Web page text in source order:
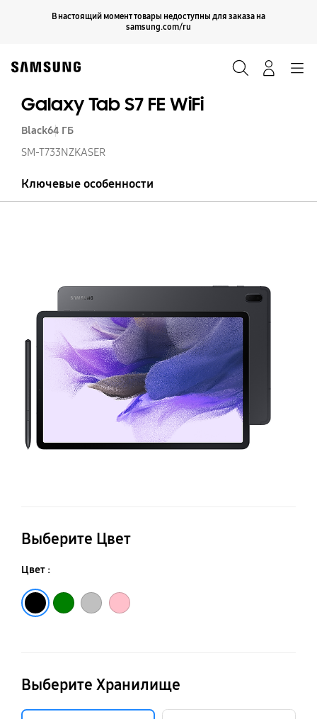
В настоящий момент товары недоступны для заказа на
samsung.com/ru
Продолжить
Galaxy Tab S7 FE WiFi
Black64 ГБ
SM-T733NZKASER
Ключевые особенности
Выберите Цвет
Цвет :
Выберите Хранилище